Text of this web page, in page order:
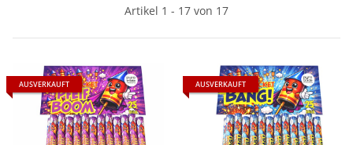
Artikel 1 - 17 von 17
AUSVERKAUFT AUSVERKAUFT